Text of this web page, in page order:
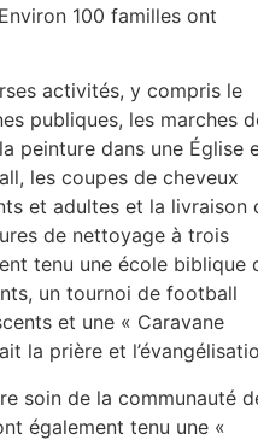
100 familles ont
activités, y compris le
publiques, les marches
peinture dans une Église
les coupes de cheveux
et adultes et la livraison
de nettoyage à trois
tenu une école biblique
un tournoi de football
et une « Caravane
la prière et
soin de la communauté
également tenu une «